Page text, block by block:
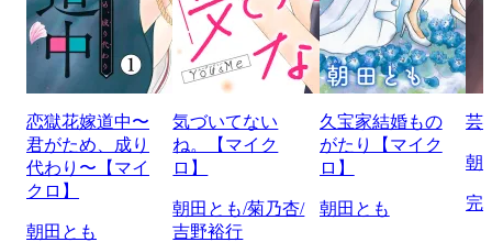
恋獄花嫁道中〜
君がため、成り
代わり〜【マイ
クロ】
朝田とも
気づいてない
ね。【マイク
ロ】
朝田とも/菊乃杏/
吉野裕行
久宝家結婚もの
がたり【マイク
ロ】
朝田とも
芸
朝
完